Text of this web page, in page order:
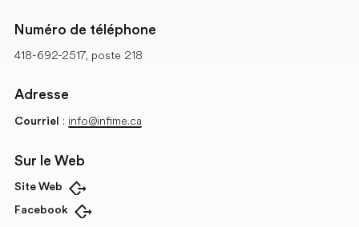
Numéro de téléphone
418-692-2517, poste 218
Adresse
Courriel : info@infime.ca
Sur le Web
Site WebOuvrir dans un nouvel onglet
FacebookOuvrir dans un nouvel onglet